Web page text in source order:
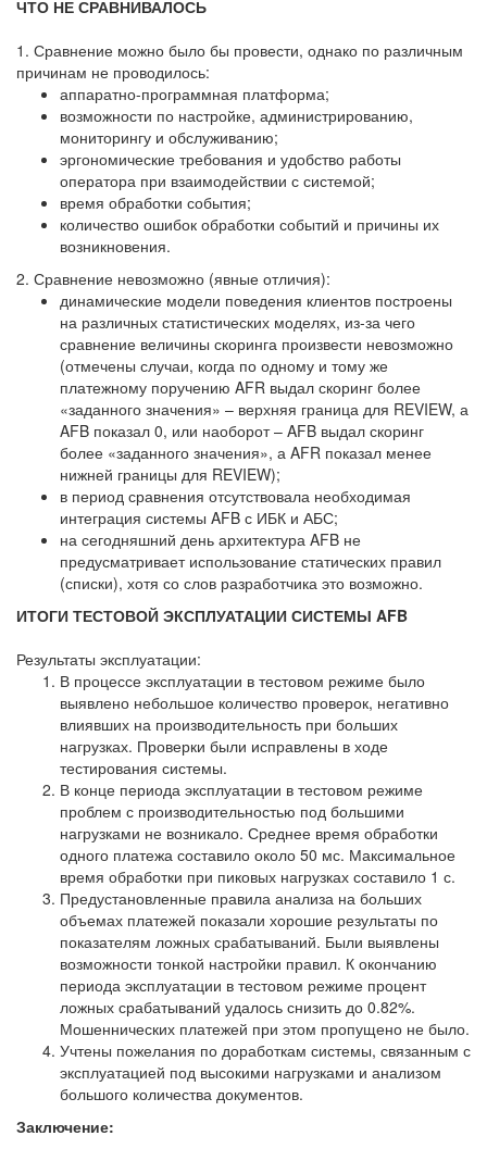
ЧТО НЕ СРАВНИВАЛОСЬ
1. Сравнение можно было бы провести, однако по различным
причинам не проводилось:
аппаратно-программная платформа;
возможности по настройке, администрированию,
мониторингу и обслуживанию;
эргономические требования и удобство работы
оператора при взаимодействии с системой;
время обработки события;
количество ошибок обработки событий и причины их
возникновения.
2. Сравнение невозможно (явные отличия):
динамические модели поведения клиентов построены
на различных статистических моделях, из-за чего
сравнение величины скоринга произвести невозможно
(отмечены случаи, когда по одному и тому же
платежному поручению AFR выдал скоринг более
«заданного значения» – верхняя граница для REVIEW, а
AFB показал 0, или наоборот – AFB выдал скоринг
более «заданного значения», а AFR показал менее
нижней границы для REVIEW);
в период сравнения отсутствовала необходимая
интеграция системы AFB с ИБК и АБС;
на сегодняшний день архитектура AFB не
предусматривает использование статических правил
(списки), хотя со слов разработчика это возможно.
ИТОГИ ТЕСТОВОЙ ЭКСПЛУАТАЦИИ СИСТЕМЫ AFB
Результаты эксплуатации:
В процессе эксплуатации в тестовом режиме было
выявлено небольшое количество проверок, негативно
влиявших на производительность при больших
нагрузках. Проверки были исправлены в ходе
тестирования системы.
В конце периода эксплуатации в тестовом режиме
проблем с производительностью под большими
нагрузками не возникало. Среднее время обработки
одного платежа составило около 50 мс. Максимальное
время обработки при пиковых нагрузках составило 1 с.
Предустановленные правила анализа на больших
объемах платежей показали хорошие результаты по
показателям ложных срабатываний. Были выявлены
возможности тонкой настройки правил. К окончанию
периода эксплуатации в тестовом режиме процент
ложных срабатываний удалось снизить до 0.82%.
Мошеннических платежей при этом пропущено не было.
Учтены пожелания по доработкам системы, связанным с
эксплуатацией под высокими нагрузками и анализом
большого количества документов.
Заключение: